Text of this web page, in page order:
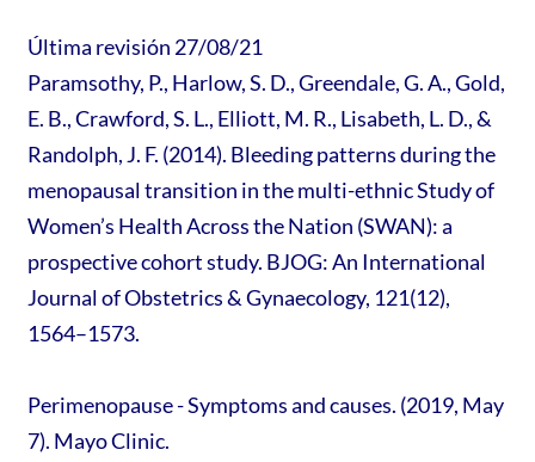
Última revisión 27/08/21
Paramsothy, P., Harlow, S. D., Greendale, G. A., Gold,
E. B., Crawford, S. L., Elliott, M. R., Lisabeth, L. D., &
Randolph, J. F. (2014). Bleeding patterns during the
menopausal transition in the multi-ethnic Study of
Women’s Health Across the Nation (SWAN): a
prospective cohort study. BJOG: An International
Journal of Obstetrics & Gynaecology, 121(12),
1564–1573.
Perimenopause - Symptoms and causes. (2019, May
7). Mayo Clinic.